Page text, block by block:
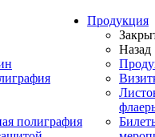
полиграфия
Продукция
Назад